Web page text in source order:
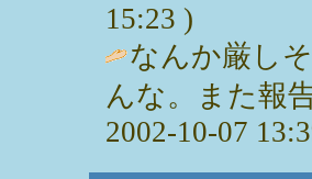
15:23 )
なんか厳し
んな。また報
2002-10-07